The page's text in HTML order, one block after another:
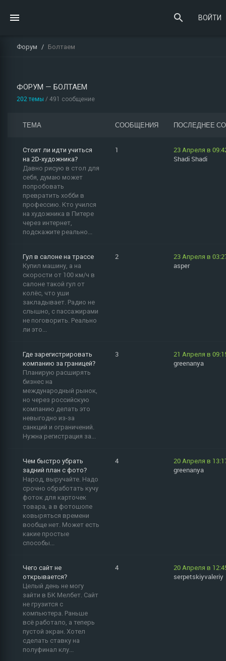
ВОЙТИ
Форум Болтаем
ФОРУМ — БОЛТАЕМ
202 темы / 491 сообщение
ТЕМА СООБЩЕНИЯ ПОСЛЕДНЕЕ
Стоит ли идти учиться
на 2D-художника?
Давно рисую в стол для
себя, думаю может
попробовать
превратить хобби в
профессию. Кто учился
на художника в Питере
через интернет,
подскажите реально...
1
23 Апреля в
Shadi Shadi
Гул в салоне на трассе
Купил машину, а на
скорости от 100 км/ч в
салоне такой гул от
колёс, что уши
закладывает. Радио не
слышно, с пассажирами
не поговорить. Реально
ли это...
2
23 Апреля в
asper
Где зарегистрировать
компанию за границей?
Планирую расширять
бизнес на
международный рынок,
но через российскую
компанию делать это
невыгодно из-за
санкций и ограничений.
Нужна регистрация за...
3
21 Апреля в
greenanya
Чем быстро убрать
задний план с фото?
Народ, выручайте. Надо
срочно обработать кучу
фоток для карточек
товара, а в фотошопе
ковыряться времени
вообще нет. Может есть
какие простые
способы...
4
20 Апреля в
greenanya
Чего сайт не
открывается?
Целый день не могу
зайти в БК Мелбет. Сайт
не грузится с
компьютера. Раньше
всё работало, а теперь
пустой экран. Хотел
сделать ставку на
полуфинал клу...
4
20 Апреля в
serpetskiyvaleriy